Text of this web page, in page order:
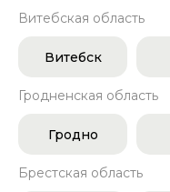
Витебская область
Витебск
Гродненская область
Гродно
Брестская область